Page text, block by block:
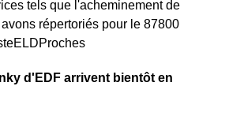
tels que l'acheminement de
répertoriés pour le 87800
d'EDF arrivent bientôt en